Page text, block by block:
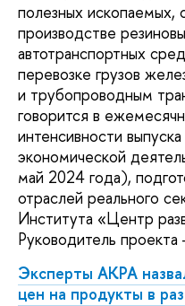
полезных ископаемых,
производстве
автотранспортных
перевозке грузов
и трубопроводным
говорится в
интенсивности
экономической
май 2024 года),
отраслей реального
Института «Центр
Руководитель
Эксперты АКРА
цен на продукты в